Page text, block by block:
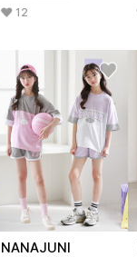
12
NANAJUNI